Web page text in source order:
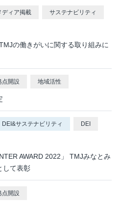
ディア掲載 サステナビリティ
の働きがいに関する取り組みに
点開設 地域活性
DEI&サステナビリティ DEI
AWARD 2022」 TMJみなとみ
して表彰
点開設